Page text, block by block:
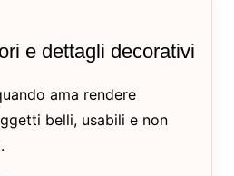
e dettagli decorativi
ama rendere
belli, usabili e non